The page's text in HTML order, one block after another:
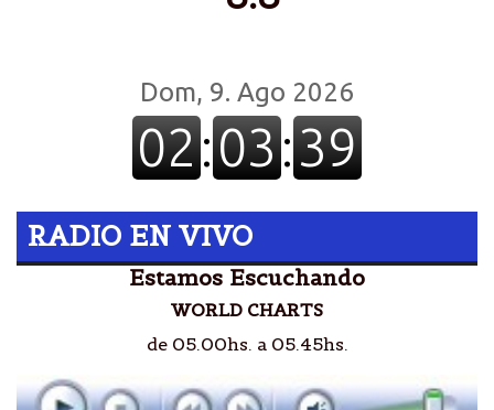
RADIO EN VIVO
Estamos Escuchando
WORLD CHARTS
de 05.00hs. a 05.45hs.